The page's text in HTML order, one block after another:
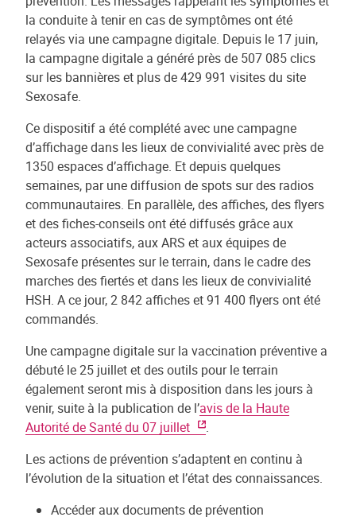
la conduite à tenir en cas de symptômes ont été
relayés via une campagne digitale. Depuis le 17 juin,
la campagne digitale a généré près de 507 085 clics
sur les bannières et plus de 429 991 visites du site
Sexosafe.
Ce dispositif a été complété avec une campagne
d’affichage dans les lieux de convivialité avec près de
1350 espaces d’affichage. Et depuis quelques
semaines, par une diffusion de spots sur des radios
communautaires. En parallèle, des affiches, des flyers
et des fiches-conseils ont été diffusés grâce aux
acteurs associatifs, aux ARS et aux équipes de
Sexosafe présentes sur le terrain, dans le cadre des
marches des fiertés et dans les lieux de convivialité
HSH. A ce jour, 2 842 affiches et 91 400 flyers ont été
commandés.
Une campagne digitale sur la vaccination préventive a
débuté le 25 juillet et des outils pour le terrain
également seront mis à disposition dans les jours à
venir, suite à la publication de l’avis de la Haute
Autorité de Santé du 07 juillet
.
Les actions de prévention s’adaptent en continu à
l’évolution de la situation et l’état des connaissances.
Accéder aux documents de prévention